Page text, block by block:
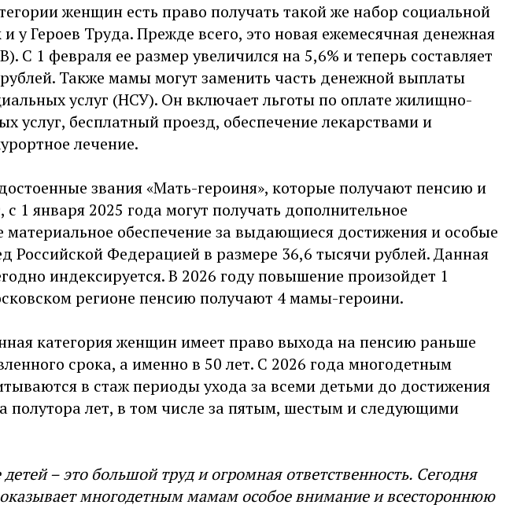
женщин есть право получать такой же набор социальной
у Героев Труда. Прежде всего, это новая ежемесячная денежная
С 1 февраля ее размер увеличился на 5,6% и теперь составляет
Также мамы могут заменить часть денежной выплаты
услуг (НСУ). Он включает льготы по оплате жилищно-
услуг, бесплатный проезд, обеспечение лекарствами и
лечение.
звания «Мать-героиня», которые получают пенсию и
с 1 января 2025 года могут получать дополнительное
материальное обеспечение за выдающиеся достижения и особые
Российской Федерацией в размере 36,6 тысячи рублей. Данная
индексируется. В 2026 году повышение произойдет 1
регионе пенсию получают 4 мамы-героини.
категория женщин имеет право выхода на пенсию раньше
срока, а именно в 50 лет. С 2026 года многодетным
в стаж периоды ухода за всеми детьми до достижения
полутора лет, в том числе за пятым, шестым и следующими
детей – это большой труд и огромная ответственность. Сегодня
оказывает многодетным мамам особое внимание и всестороннюю